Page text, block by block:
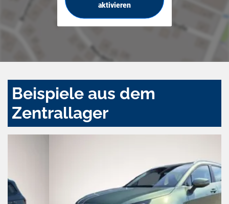
aktivieren
Beispiele aus dem
Zentrallager